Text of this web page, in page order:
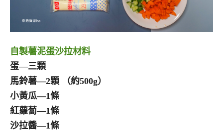
自製薯泥蛋沙拉材料
蛋—三顆
馬鈴薯—2顆 （約500g）
小黃瓜—1條
紅蘿蔔—1條
沙拉醬—1條